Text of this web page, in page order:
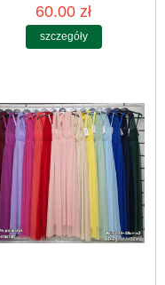
60.00 zł
szczegóły